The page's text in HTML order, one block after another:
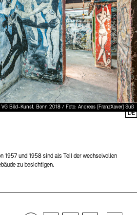
Bild-Kunst, Bonn 2018 / Foto: Andreas [FranzXaver] Süß
1957 und 1958 sind als Teil der wechselvollen
zu besichtigen.
DE